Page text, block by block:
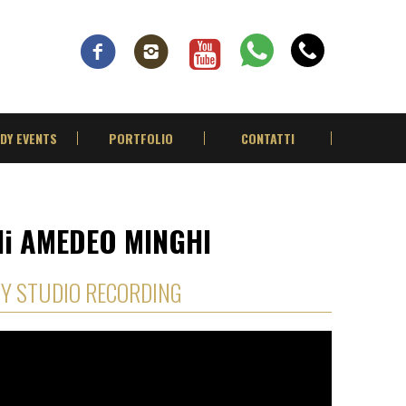
EVENTS PORTFOLIO CONTATTI
AMEDEO MINGHI
STUDIO RECORDING